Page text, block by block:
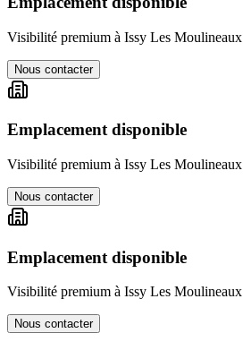
Visibilité premium à Issy Les Moulineaux
Nous contacter
Emplacement disponible
Visibilité premium à Issy Les Moulineaux
Nous contacter
Emplacement disponible
Visibilité premium à Issy Les Moulineaux
Nous contacter